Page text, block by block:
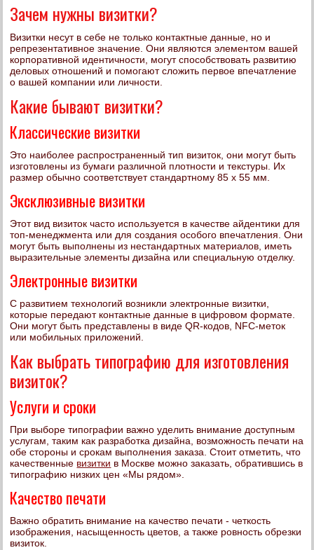
Зачем нужны визитки?
Визитки несут в себе не только контактные данные, но и
репрезентативное значение. Они являются элементом вашей
корпоративной идентичности, могут способствовать развитию
деловых отношений и помогают сложить первое впечатление
о вашей компании или личности.
Какие бывают визитки?
Классические визитки
Это наиболее распространенный тип визиток, они могут быть
изготовлены из бумаги различной плотности и текстуры. Их
размер обычно соответствует стандартному 85 х 55 мм.
Эксклюзивные визитки
Этот вид визиток часто используется в качестве айдентики для
топ-менеджмента или для создания особого впечатления. Они
могут быть выполнены из нестандартных материалов, иметь
выразительные элементы дизайна или специальную отделку.
Электронные визитки
С развитием технологий возникли электронные визитки,
которые передают контактные данные в цифровом формате.
Они могут быть представлены в виде QR-кодов, NFC-меток
или мобильных приложений.
Как выбрать типографию для изготовления
визиток?
Услуги и сроки
При выборе типографии важно уделить внимание доступным
услугам, таким как разработка дизайна, возможность печати на
обе стороны и срокам выполнения заказа. Стоит отметить, что
качественные визитки в Москве можно заказать, обратившись в
типографию низких цен «Мы рядом».
Качество печати
Важно обратить внимание на качество печати - четкость
изображения, насыщенность цветов, а также ровность обрезки
визиток.